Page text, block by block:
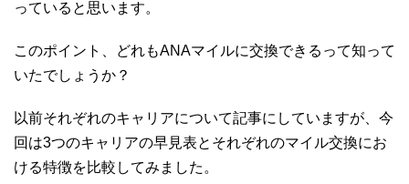
っていると思います。
このポイント、どれもANAマイルに交換できるって知って
いたでしょうか？
以前それぞれのキャリアについて記事にしていますが、今
回は3つのキャリアの早見表とそれぞれのマイル交換にお
ける特徴を比較してみました。